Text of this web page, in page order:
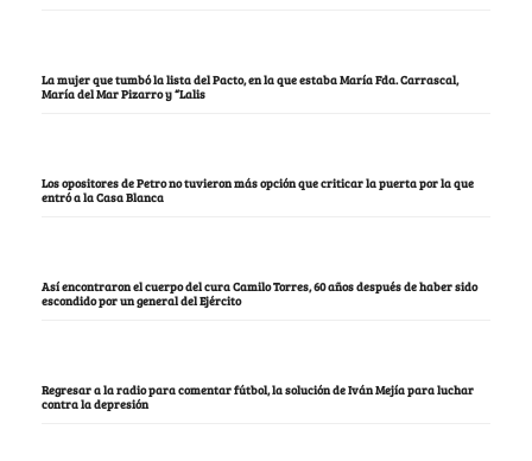
La mujer que tumbó la lista del Pacto, en la que estaba María Fda. Carrascal,
María del Mar Pizarro y “Lalis
Los opositores de Petro no tuvieron más opción que criticar la puerta por la que
entró a la Casa Blanca
Así encontraron el cuerpo del cura Camilo Torres, 60 años después de haber sido
escondido por un general del Ejército
Regresar a la radio para comentar fútbol, la solución de Iván Mejía para luchar
contra la depresión